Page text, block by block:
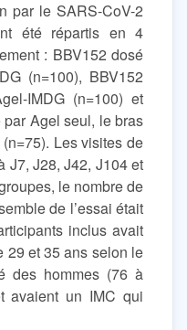
par le SARS-CoV-2
été répartis en 4
: BBV152 dosé
(n=100), BBV152
IMDG (n=100) et
Agel seul, le bras
Les visites de
J7, J28, J42, J104 et
le nombre de
de l’essai était
inclus avait
29 et 35 ans selon le
des hommes (76 à
avaient un IMC qui